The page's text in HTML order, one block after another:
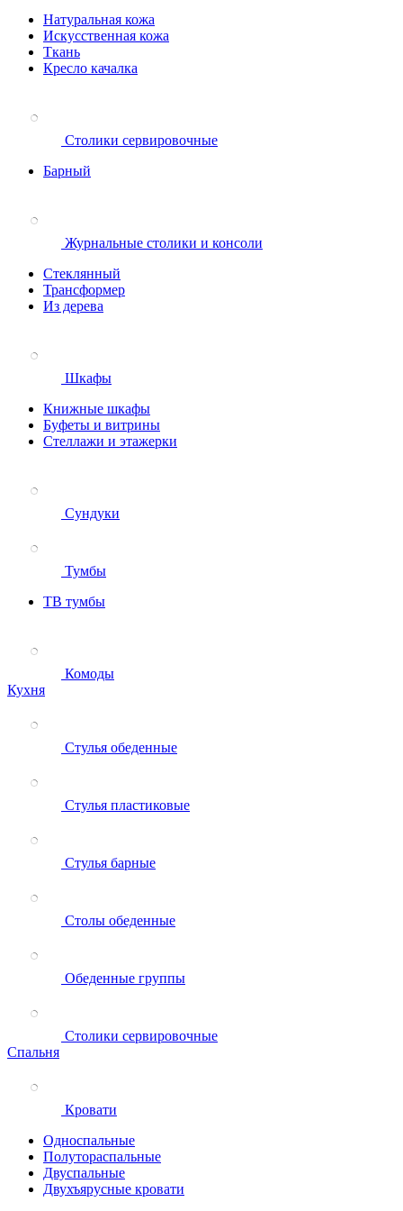
Натуральная кожа
Искусственная кожа
Ткань
Кресло качалка
Столики сервировочные
Барный
Журнальные столики и консоли
Стеклянный
Трансформер
Из дерева
Шкафы
Книжные шкафы
Буфеты и витрины
Стеллажи и этажерки
Сундуки
Тумбы
ТВ тумбы
Комоды
Кухня
Стулья обеденные
Стулья пластиковые
Стулья барные
Столы обеденные
Обеденные группы
Столики сервировочные
Спальня
Кровати
Односпальные
Полутораспальные
Двуспальные
Двухъярусные кровати